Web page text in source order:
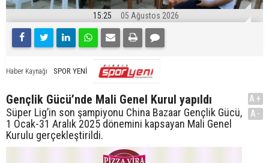
15:25 05 Ağustos 2026
Haber Kaynağı SPOR YENİ
Gençlik Gücü’nde Mali Genel Kurul yapıldı
Süper Lig’in son şampiyonu China Bazaar Gençlik Gücü,
1 Ocak-31 Aralık 2025 dönemini kapsayan Mali Genel
Kurulu gerçekleştirildi.
A+
A-